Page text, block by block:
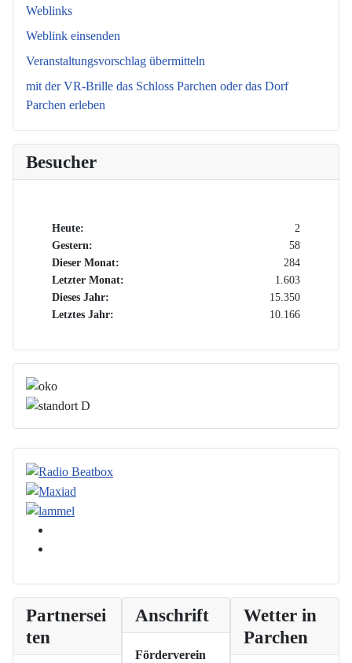
Weblinks
Weblink einsenden
Veranstaltungsvorschlag übermitteln
mit der VR-Brille das Schloss Parchen oder das Dorf
Parchen erleben
Besucher
Heute:
2
Gestern:
58
Dieser Monat:
284
Letzter Monat:
1.603
Dieses Jahr:
15.350
Letztes Jahr:
10.166
Partnersei
ten
Anschrift
Förderverein
Wetter in
Parchen